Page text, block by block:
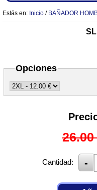
Estás en: Inicio / BAÑADOR
Opciones
26.00
Cantidad: